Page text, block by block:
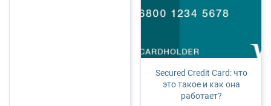
Secured Credit Card: что
это такое и как она
работает?